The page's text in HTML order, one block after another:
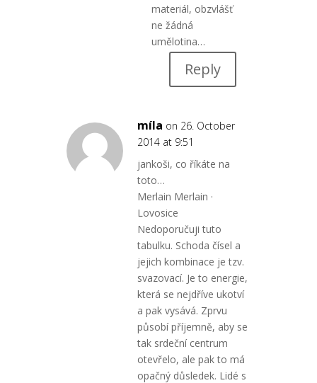
materiál, obzvlášť
ne žádná
umělotina…
Reply
míla on 26. October
2014 at 9:51
jankoši, co říkáte na
toto…
Merlain Merlain ·
Lovosice
Nedoporučuji tuto
tabulku. Schoda čísel a
jejich kombinace je tzv.
svazovací. Je to energie,
která se nejdříve ukotví
a pak vysává. Zprvu
působí příjemně, aby se
tak srdeční centrum
otevřelo, ale pak to má
opačný důsledek. Lidé s